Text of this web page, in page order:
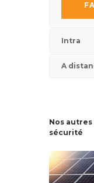
Intra
A
Nos
sécurité